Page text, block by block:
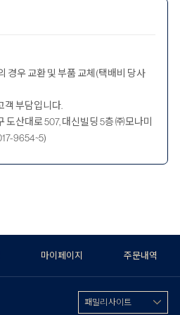
경우 교환 및 부품 교체(택배비 당사
객 부담입니다.
도산대로 507, 대신빌딩 5층 ㈜모나미
9654~5)
마이페이지 주문내역
패밀리 사이트